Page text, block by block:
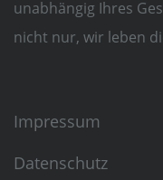
unabhängig Ihres
nicht nur, wir leben
Impressum
Datenschutz